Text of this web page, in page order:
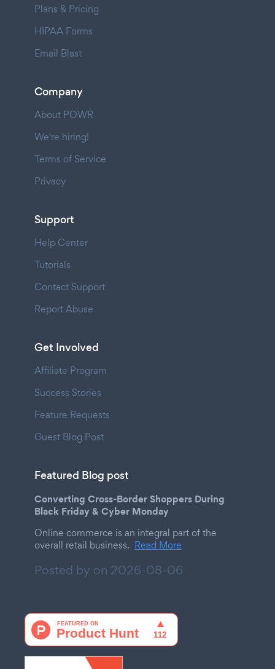
Plans & Pricing
HIPAA Forms
Email Blast
Company
About POWR
We're hiring!
Terms of Service
Privacy
Support
Help Center
Tutorials
Contact Support
Report Abuse
Get Involved
Affiliate Program
Success Stories
Feature Requests
Guest Blog Post
Featured Blog post
Converting Cross-Border Shoppers During
Black Friday & Cyber Monday
Online commerce is an integral part of the
overall retail business. Read More
Posted by on 2026-08-06